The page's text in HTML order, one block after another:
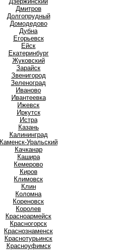
Дмитров
Долгопрудный
Домодедово
Дубна
Егорьевск
Ейск
Екатеринбург
Жуковский
Зарайск
Звенигород
Зеленоград
Иваново
Ивантеевка
Ижевск
Иркутск
Истра
Казань
Калининград
Каменск-Уральский
Качканар
Кашира
Кемерово
Киров
Климовск
Клин
Коломна
Кореновск
Королев
Красноармейск
Красногорск
Краснознаменск
Краснотурьинск
Красноуфимск